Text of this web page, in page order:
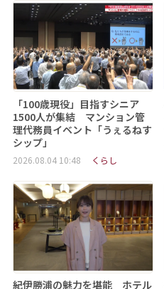
「100歳現役」目指すシニア
1500人が集結 マンション管
理代務員イベント「うぇるねす
シップ」
2026.08.04 10:48 くらし
紀伊勝浦の魅力を堪能 ホテル